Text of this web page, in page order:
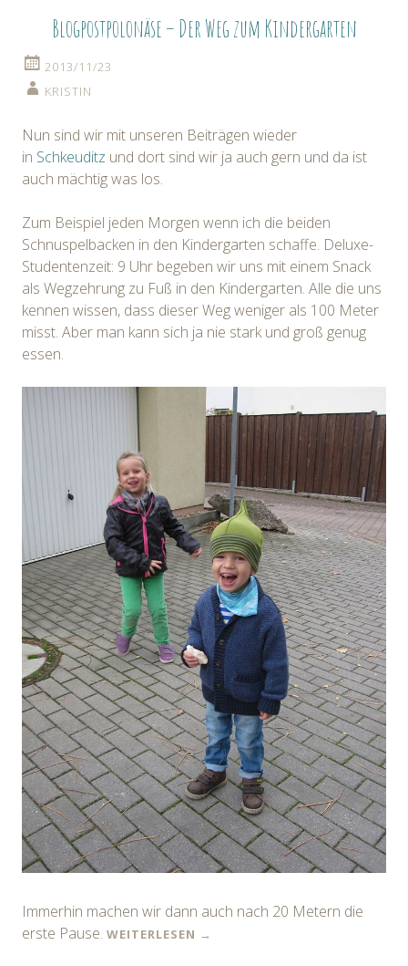
Blogpostpolonäse – Der Weg zum Kindergarten
2013/11/23
KRISTIN
Nun sind wir mit unseren Beiträgen wieder
in Schkeuditz und dort sind wir ja auch gern und da ist
auch mächtig was los.
Zum Beispiel jeden Morgen wenn ich die beiden
Schnuspelbacken in den Kindergarten schaffe. Deluxe-
Studentenzeit: 9 Uhr begeben wir uns mit einem Snack
als Wegzehrung zu Fuß in den Kindergarten. Alle die uns
kennen wissen, dass dieser Weg weniger als 100 Meter
misst. Aber man kann sich ja nie stark und groß genug
essen.
Immerhin machen wir dann auch nach 20 Metern die
erste Pause. WEITERLESEN →